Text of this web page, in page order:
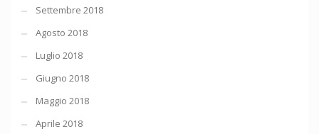
Settembre 2018
Agosto 2018
Luglio 2018
Giugno 2018
Maggio 2018
Aprile 2018